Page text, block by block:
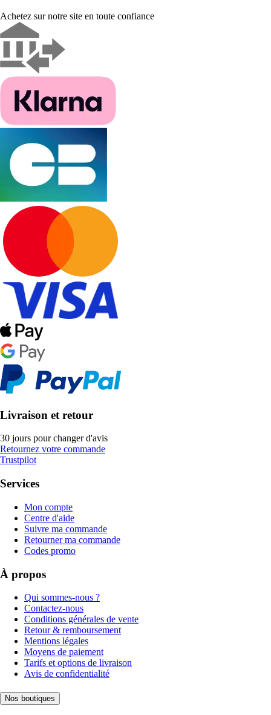
Achetez sur notre site en toute confiance
Livraison et retour
30 jours pour changer d'avis
Retournez votre commande
Trustpilot
Services
Mon compte
Centre d'aide
Suivre ma commande
Retourner ma commande
Codes promo
À propos
Qui sommes-nous ?
Contactez-nous
Conditions générales de vente
Retour & remboursement
Mentions légales
Moyens de paiement
Tarifs et options de livraison
Avis de confidentialité
Nos boutiques